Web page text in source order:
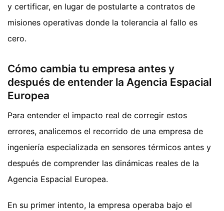
y certificar, en lugar de postularte a contratos de
misiones operativas donde la tolerancia al fallo es
cero.
Cómo cambia tu empresa antes y
después de entender la Agencia Espacial
Europea
Para entender el impacto real de corregir estos
errores, analicemos el recorrido de una empresa de
ingeniería especializada en sensores térmicos antes y
después de comprender las dinámicas reales de la
Agencia Espacial Europea.
En su primer intento, la empresa operaba bajo el